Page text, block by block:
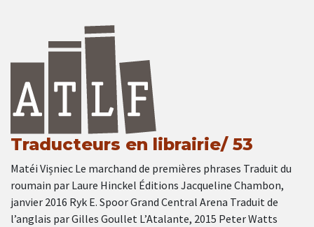
Traducteurs en librairie/ 53
Matéi Vișniec Le marchand de premières phrases Traduit du
roumain par Laure Hinckel Éditions Jacqueline Chambon,
janvier 2016 Ryk E. Spoor Grand Central Arena Traduit de
l’anglais par Gilles Goullet L’Atalante, 2015 Peter Watts